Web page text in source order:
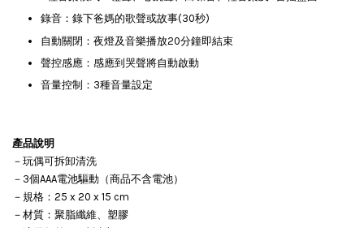
錄音：錄下爸媽的歌聲或故事(30秒)
自動關閉：夜燈及音樂播放20分鐘即結束
聲控感應：感應到哭聲將自動啟動
音量控制：3種音量設定
產品說明
－玩偶可拆卸清洗
－3個AAA電池驅動（商品不含電池）
－規格：25 x 20 x 15 cm
－材質：聚脂纖維、塑膠